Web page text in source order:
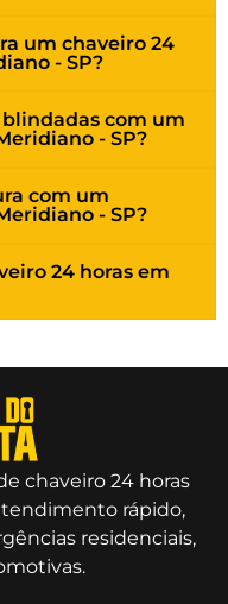
um chaveiro 24
- SP?
com um
- SP?
com um
- SP?
24 horas em
chaveiro 24 horas
rápido,
residenciais,